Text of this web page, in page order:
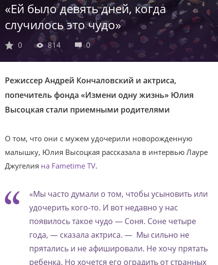
«Ей было девять дней, когда
случилось это чудо»
0 814 0
Режиссер Андрей Кончаловский и актриса,
попечитель фонда «Измени одну жизнь» Юлия
Высоцкая стали приемными родителями
О том, что они с мужем удочерили новорожденную
малышку, Юлия Высоцкая рассказала в интервью Лауре
Джугелия на Fametime TV.
«Мы часто думали о том, чтобы усыновить или
удочерить кого-то. И вот недавно у нас
появилось такое чудо — Соня. Соне четыре
года, — сказала актриса. — Мы сильно не
прятались и не афишировали. Не хочу прятать
ребенка. Но хочется его оградить от странных